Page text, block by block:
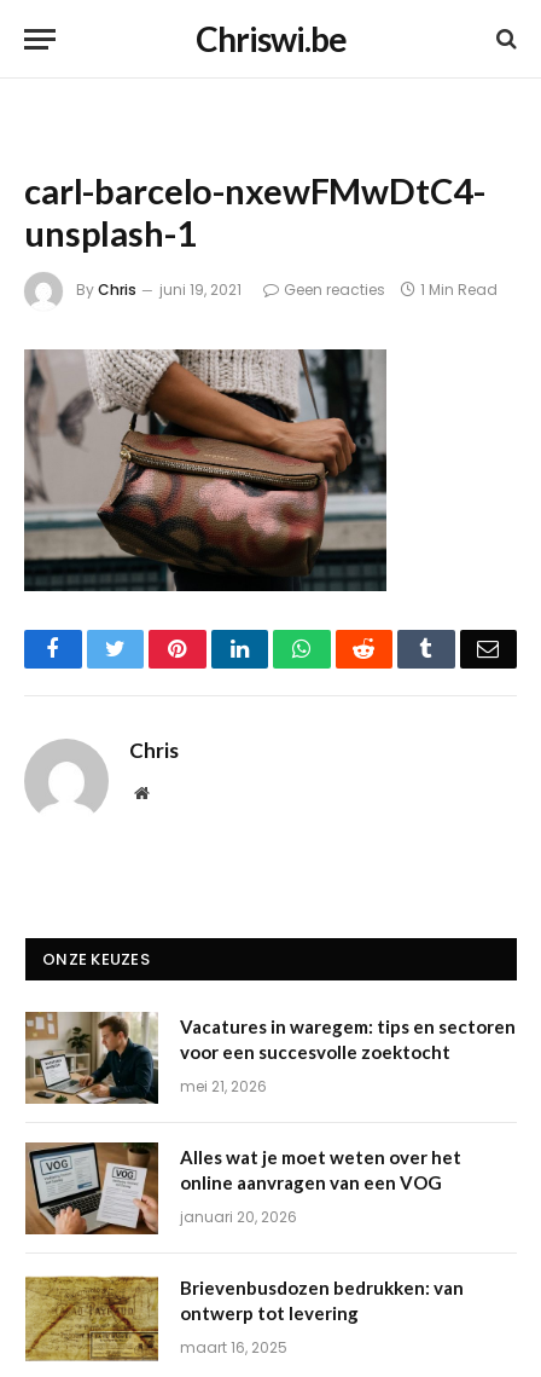
Chriswi.be
carl-barcelo-nxewFMwDtC4-
unsplash-1
ByChris juni 19, 2021 Geen reacties 1 Min Read
FacebookTwitterPinterestLinkedInWhatsAppReddit Tumblr
Chris
Website
ONZE KEUZES
Vacatures in waregem: tips en sectoren
voor een succesvolle zoektocht
mei 21, 2026
Alles wat je moet weten over het
online aanvragen van een VOG
januari 20, 2026
Brievenbusdozen bedrukken: van
ontwerp tot levering
maart 16, 2025